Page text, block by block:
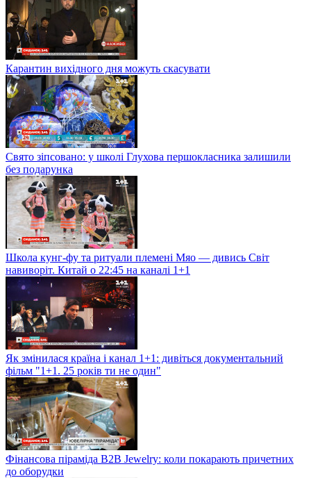
Карантин вихідного дня можуть скасувати
Свято зіпсовано: у школі Глухова першокласника залишили
без подарунка
Школа кунг-фу та ритуали племені Мяо — дивись Світ
навиворіт. Китай о 22:45 на каналі 1+1
Як змінилася країна і канал 1+1: дивіться документальний
фільм "1+1. 25 років ти не один"
Фінансова піраміда B2B Jewelry: коли покарають причетних
до оборудки